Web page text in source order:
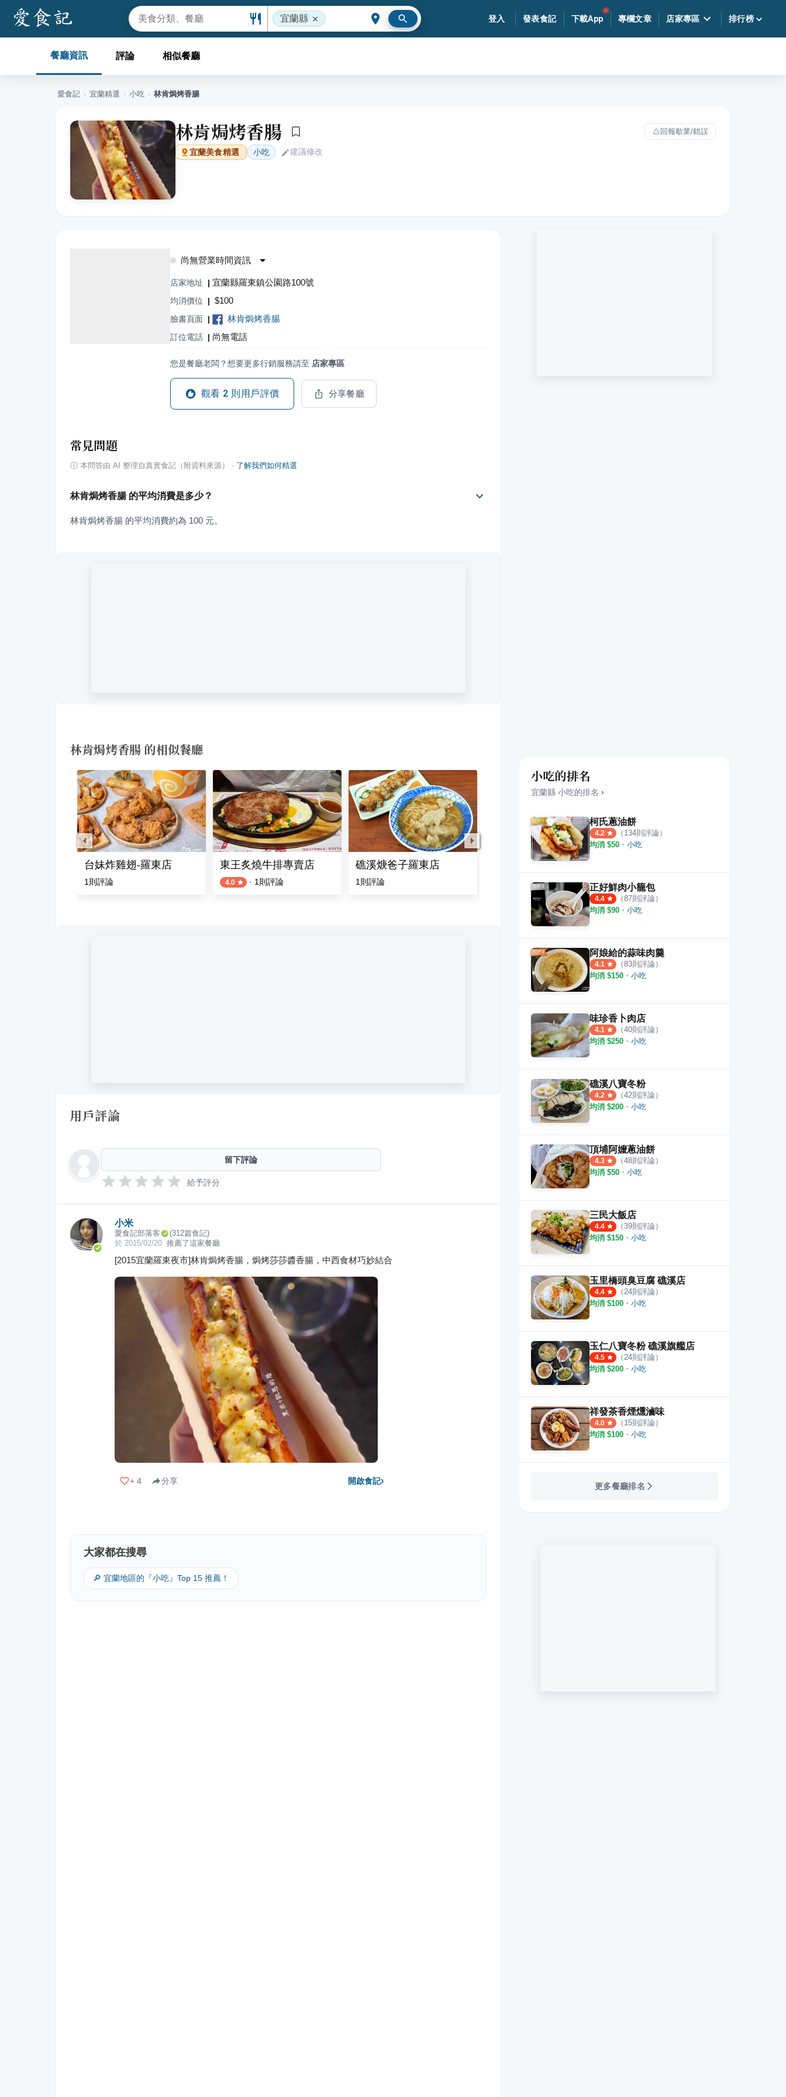
宜蘭縣 登入 發表食記 下載App 專欄文章 店家專區 排行榜
餐廳資訊 評論 相似餐廳
愛食記 › 宜蘭精選 › 小吃 › 林肯焗烤香腸
林肯焗烤香腸 回報歇業/錯誤
宜蘭美食精選 小吃 建議修改
尚無營業時間資訊
店家地址 | 宜蘭縣羅東鎮公園路100號
均消價位 | $100
臉書頁面 | 林肯焗烤香腸
訂位電話 | 尚無電話
您是餐廳老闆？想要更多行銷服務請至 店家專區
觀看 2 則用戶評價 分享餐廳
常見問題
ⓘ 本問答由 AI 整理自真實食記（附資料來源） · 了解我們如何精選
林肯焗烤香腸 的平均消費是多少？
林肯焗烤香腸 的平均消費約為 100 元。
林肯焗烤香腸 的相似餐廳
羅東夜市民權店台妹炸雞翅-羅東店
1 則評論
東王炙燒牛排專賣店
4.0 · 1 則評論
礁溪焿爸子羅東店
1 則評論 14則評論 4.1
用戶評論
留下評論
給予評分
小米
愛食記部落客 (312篇食記)
於 2015/02/20 推薦了這家餐廳
[2015宜蘭羅東夜市]林肯焗烤香腸，焗烤莎莎醬香腸，中西食材巧妙結合
+ 4 分享 開啟食記›
大家都在搜尋
🔎 宜蘭地區的『小吃』Top 15 推薦！
小吃的排名
宜蘭縣 小吃的排名 ›
柯氏蔥油餅
4.2 （ 134則評論）
均消 $50 ・ 小吃
正好鮮肉小籠包
4.4 （87則評論）
均消 $90 ・ 小吃
阿娘給的蒜味肉羹
4.1 （83則評論）
均消 $150 ・ 小吃
味珍香卜肉店
4.1 （40則評論）
均消 $250 ・ 小吃
礁溪八寶冬粉
4.2 （42則評論）
均消 $200 ・ 小吃
頂埔阿嬤蔥油餅
4.3 （48則評論）
均消 $50 ・ 小吃
三民大飯店
4.4 （39則評論）
均消 $150 ・ 小吃
玉里橋頭臭豆腐 礁溪店
4.4 （ 24則評論）
均消 $100 ・ 小吃
玉仁八寶冬粉 礁溪旗艦店
4.5 （ 24則評論）
均消 $200 ・ 小吃
祥發茶香煙燻滷味
4.0 （ 15則評論）
均消 $100 ・ 小吃
更多餐廳排名